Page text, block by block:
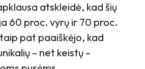
atskleidė, kad šių
60 proc. vyrų ir 70 proc.
pat paaiškėjo, kad
– net keistų –